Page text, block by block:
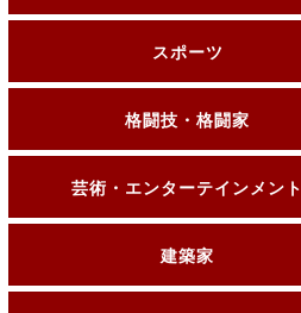
スポーツ
格闘技・格闘家
芸術・エンターテインメント
建築家